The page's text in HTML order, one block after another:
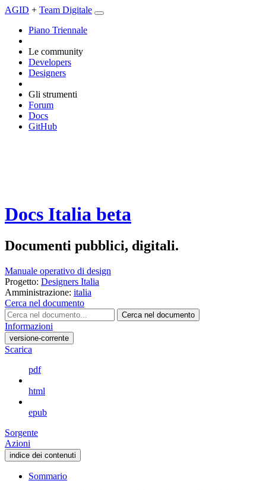
AGID + Team Digitale
Piano Triennale
Le community
Developers
Designers
Gli strumenti
Forum
Docs
GitHub
Docs Italia beta
Documenti pubblici, digitali.
Manuale operativo di design
Progetto: Designers Italia
Amministrazione: italia
Cerca nel documento
Cerca nel documento
Informazioni
versione-corrente
Scarica
pdf
html
epub
Sorgente
Azioni
indice dei contenuti
Sommario